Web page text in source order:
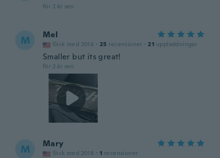
för 2 år sen
M Mel
Gick med 2016 · 25 recensioner · 21 uppladdningar
Smaller but its great!
för 2 år sen
M Mary
Gick med 2018 · 1 recensioner